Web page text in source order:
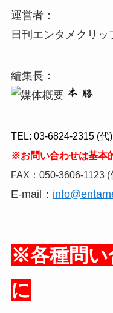
運営者：
日刊エンタメクリッ
編集長：
TEL: 03-6824-2315 (代)
※お問い合わせは基本
FAX：050-3606-1123 (
E-mail：
※各種問い
に